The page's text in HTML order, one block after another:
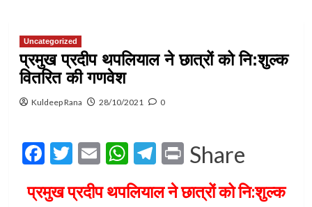
Uncategorized
प्रमुख प्रदीप थपलियाल ने छात्रों को नि:शुल्क
वितरित की गणवेश
Kuldeep Rana 28/10/2021 0
Facebook
Twitter
EmailWhatsApp
Telegram
Print
Share
प्रमुख प्रदीप थपलियाल ने छात्रों को नि:शुल्क